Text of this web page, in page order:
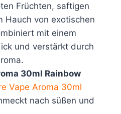
Früchten, saftigen
Hauch von exotischen
mit einem
und verstärkt durch
30ml Rainbow
Vape Aroma 30ml
nach süßen und